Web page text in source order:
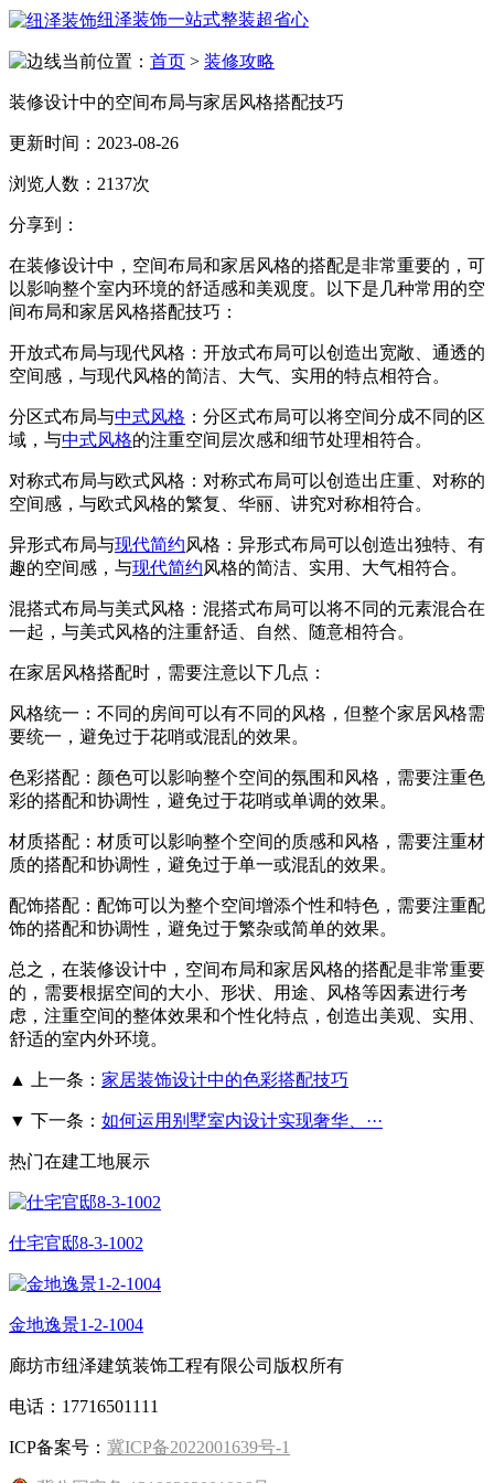
纽泽装饰一站式整装超省心
当前位置： 首页 > 装修攻略
装修设计中的空间布局与家居风格搭配技巧
更新时间： 2023-08-26
浏览人数： 2137次
分享到：
在装修设计中，空间布局和家居风格的搭配是非常重要的，可
以影响整个室内环境的舒适感和美观度。以下是几种常用的空
间布局和家居风格搭配技巧：
开放式布局与现代风格：开放式布局可以创造出宽敞、通透的
空间感，与现代风格的简洁、大气、实用的特点相符合。
分区式布局与中式风格 ：分区式布局可以将空间分成不同的区
域，与中式风格的注重空间层次感和细节处理相符合。
对称式布局与欧式风格：对称式布局可以创造出庄重、对称的
空间感，与欧式风格的繁复、华丽、讲究对称相符合。
异形式布局与现代简约风格：异形式布局可以创造出独特、有
趣的空间感，与现代简约风格的简洁、实用、大气相符合。
混搭式布局与美式风格：混搭式布局可以将不同的元素混合在
一起，与美式风格的注重舒适、自然、随意相符合。
在家居风格搭配时，需要注意以下几点：
风格统一：不同的房间可以有不同的风格，但整个家居风格需
要统一，避免过于花哨或混乱的效果。
色彩搭配：颜色可以影响整个空间的氛围和风格，需要注重色
彩的搭配和协调性，避免过于花哨或单调的效果。
材质搭配：材质可以影响整个空间的质感和风格，需要注重材
质的搭配和协调性，避免过于单一或混乱的效果。
配饰搭配：配饰可以为整个空间增添个性和特色，需要注重配
饰的搭配和协调性，避免过于繁杂或简单的效果。
总之，在装修设计中，空间布局和家居风格的搭配是非常重要
的，需要根据空间的大小、形状、用途、风格等因素进行考
虑，注重空间的整体效果和个性化特点，创造出美观、实用、
舒适的室内外环境。
▲ 上一条： 家居装饰设计中的色彩搭配技巧
▼ 下一条： 如何运用别墅室内设计实现奢华、···
热门在建工地展示
仕宅官邸8-3-1002
金地逸景1-2-1004
廊坊市纽泽建筑装饰工程有限公司版权所有
电话：17716501111
ICP备案号： 冀ICP备2022001639号-1